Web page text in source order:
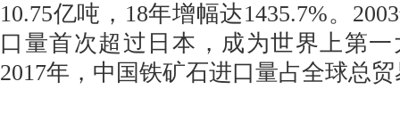
10.75亿吨，18年增幅达1435.7%。
口量首次超过日本，成为世界上第
2017年，中国铁矿石进口量占全球总